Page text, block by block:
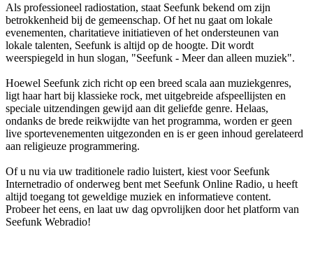
Als professioneel radiostation, staat Seefunk bekend om zijn
betrokkenheid bij de gemeenschap. Of het nu gaat om lokale
evenementen, charitatieve initiatieven of het ondersteunen van
lokale talenten, Seefunk is altijd op de hoogte. Dit wordt
weerspiegeld in hun slogan, "Seefunk - Meer dan alleen muziek".
Hoewel Seefunk zich richt op een breed scala aan muziekgenres,
ligt haar hart bij klassieke rock, met uitgebreide afspeellijsten en
speciale uitzendingen gewijd aan dit geliefde genre. Helaas,
ondanks de brede reikwijdte van het programma, worden er geen
live sportevenementen uitgezonden en is er geen inhoud gerelateerd
aan religieuze programmering.
Of u nu via uw traditionele radio luistert, kiest voor Seefunk
Internetradio of onderweg bent met Seefunk Online Radio, u heeft
altijd toegang tot geweldige muziek en informatieve content.
Probeer het eens, en laat uw dag opvrolijken door het platform van
Seefunk Webradio!